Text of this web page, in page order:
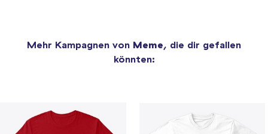
Mehr Kampagnen von Meme, die dir gefallen
könnten: